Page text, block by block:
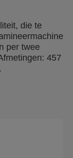
die te
per twee
457